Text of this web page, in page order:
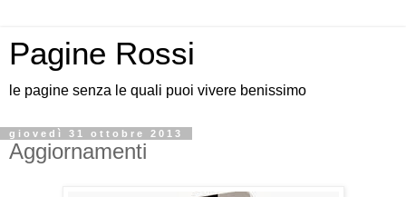
Pagine Rossi
le pagine senza le quali puoi vivere benissimo
giovedì 31 ottobre 2013
Aggiornamenti